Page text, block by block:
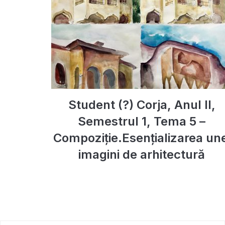
Student (?) Corja, Anul II,
Semestrul 1, Tema 5 –
Compoziție.Esențializarea
imagini de arhitectură